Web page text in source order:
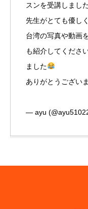
スンを受講しまし
先生がとても優し
台湾の写真や動画
も紹介してくださ
ました
ありがとうござい
— ayu